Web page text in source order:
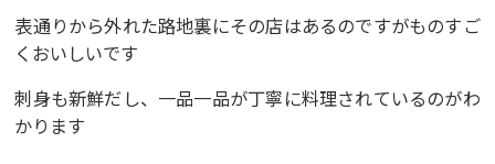
表通りから外れた路地裏にその店はあるのですがものすご
くおいしいです
刺身も新鮮だし、一品一品が丁寧に料理されているのがわ
かります